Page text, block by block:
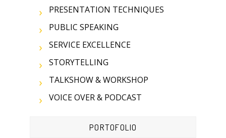
PRESENTATION TECHNIQUES
PUBLIC SPEAKING
SERVICE EXCELLENCE
STORYTELLING
TALKSHOW & WORKSHOP
VOICE OVER & PODCAST
PORTOFOLIO